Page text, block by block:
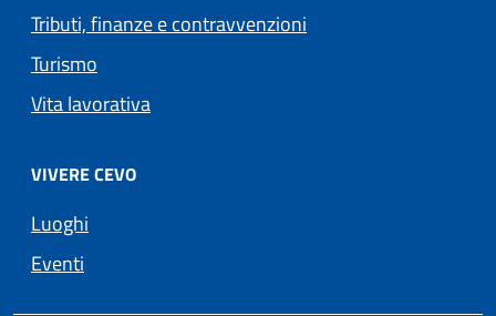
Tributi, finanze e contravvenzioni
Turismo
Vita lavorativa
VIVERE CEVO
Luoghi
Eventi